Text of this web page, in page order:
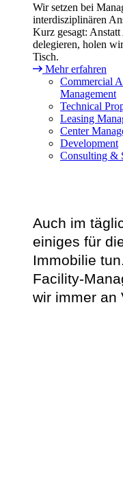
Wir setzen bei
interdisziplinären
Kurz gesagt: Anstatt
delegieren, holen
Tisch.
Mehr erfahren
Commercial
Management
Technical
Leasing
Center
Development
Consulting &
Auch im
einiges für
Immobilie
Facility-
wir immer an